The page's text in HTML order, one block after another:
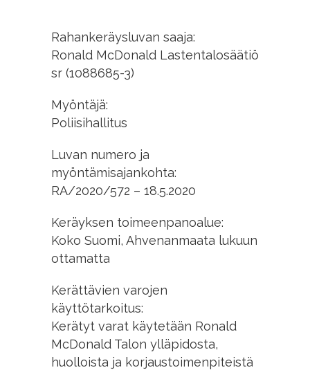
Rahankeräysluvan saaja:
Ronald McDonald Lastentalosäätiö
sr (1088685-3)
Myöntäjä:
Poliisihallitus
Luvan numero ja
myöntämisajankohta:
RA/2020/572 – 18.5.2020
Keräyksen toimeenpanoalue:
Koko Suomi, Ahvenanmaata lukuun
ottamatta
Kerättävien varojen
käyttötarkoitus:
Kerätyt varat käytetään Ronald
McDonald Talon ylläpidosta,
huolloista ja korjaustoimenpiteistä